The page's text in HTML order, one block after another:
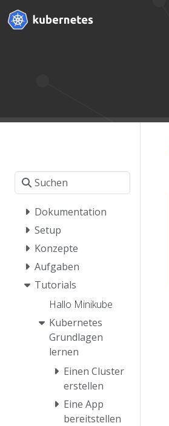
Dokumentation
Setup
Konzepte
Aufgaben
Tutorials
Hallo Minikube
Kubernetes
Grundlagen
lernen
Einen Cluster
erstellen
Eine App
bereitstellen